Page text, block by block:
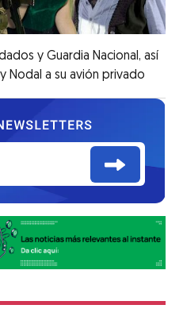
y Guardia Nacional, así
Nodal a su avión privado